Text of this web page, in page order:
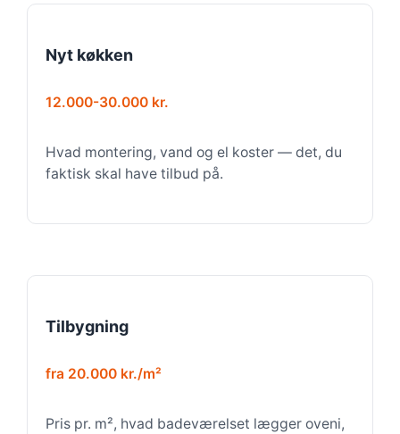
Nyt køkken
12.000-30.000 kr.
Hvad montering, vand og el koster — det, du
faktisk skal have tilbud på.
Tilbygning
fra 20.000 kr./m²
Pris pr. m², hvad badeværelset lægger oveni,